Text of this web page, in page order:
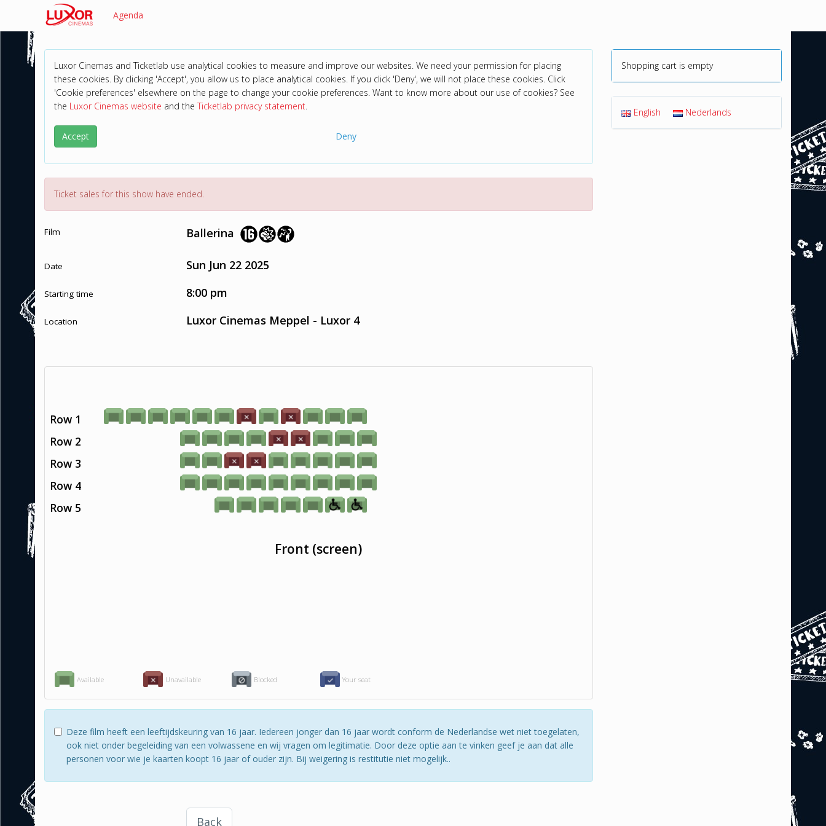
Agenda
Luxor Cinemas and Ticketlab use analytical cookies to measure and improve our websites. We need your permission for placing
these cookies. By clicking 'Accept', you allow us to place analytical cookies. If you click 'Deny', we will not place these cookies. Click
'Cookie preferences' elsewhere on the page to change your cookie preferences. Want to know more about our use of cookies? See
the Luxor Cinemas website and theTicketlab privacy statement.
Accept Deny
Ticket sales for this show have ended.
Film Ballerina
Date Sun Jun 22 2025
Starting time 8:00 pm
Location Luxor Cinemas Meppel - Luxor 4
Available Unavailable Blocked Your seat
Row 1
Row 2
Row 3
Row 4
Row 5
Front (screen)
Deze film heeft een leeftijdskeuring van 16 jaar. Iedereen jonger dan 16 jaar wordt conform de Nederlandse wet niet toegelaten,
ook niet onder begeleiding van een volwassene en wij vragen om legitimatie. Door deze optie aan te vinken geef je aan dat alle
personen voor wie je kaarten koopt 16 jaar of ouder zijn. Bij weigering is restitutie niet mogelijk..
Back
Shopping cart is empty
English Nederlands